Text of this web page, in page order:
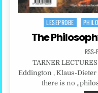
Posted
LESEPROBE
The
RSS-
TARNER
Eddington , Klaus-Dieter
there is no